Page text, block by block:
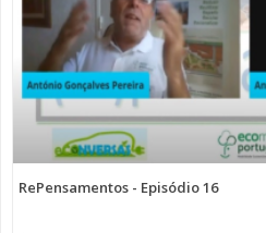
RePensamentos - Episódio 16